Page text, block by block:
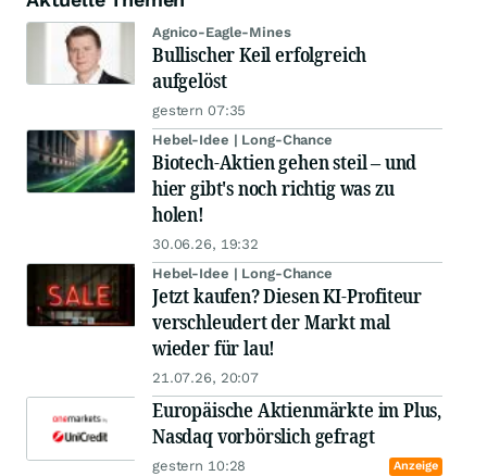
Agnico-Eagle-Mines
Bullischer Keil erfolgreich
aufgelöst
gestern 07:35
Hebel-Idee | Long-Chance
Biotech-Aktien gehen steil – und
hier gibt's noch richtig was zu
holen!
30.06.26, 19:32
Hebel-Idee | Long-Chance
Jetzt kaufen? Diesen KI-Profiteur
verschleudert der Markt mal
wieder für lau!
21.07.26, 20:07
Europäische Aktienmärkte im Plus,
Nasdaq vorbörslich gefragt
gestern 10:28 Anzeige